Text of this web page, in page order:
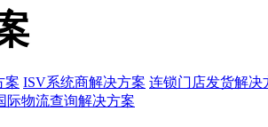
案 ISV系统商解决方案 连锁门店发货解决
际物流查询解决方案